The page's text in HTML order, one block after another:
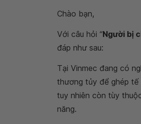
Chào bạn,
Với câu hỏi “Người bị
đáp như sau:
Tại Vinmec đang có
thương tủy để ghép tế
tuy nhiên còn tùy
năng.